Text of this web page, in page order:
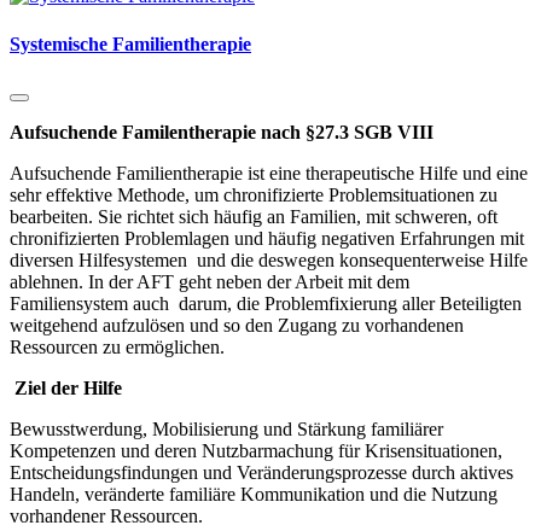
Systemische Familientherapie
Aufsuchende Familentherapie nach §27.3 SGB VIII
Aufsuchende Familientherapie ist eine therapeutische Hilfe und eine
sehr effektive Methode, um chronifizierte Problemsituationen zu
bearbeiten. Sie richtet sich häufig an Familien, mit schweren, oft
chronifizierten Problemlagen und häufig negativen Erfahrungen mit
diversen Hilfesystemen und die deswegen konsequenterweise Hilfe
ablehnen. In der AFT geht neben der Arbeit mit dem
Familiensystem auch darum, die Problemfixierung aller Beteiligten
weitgehend aufzulösen und so den Zugang zu vorhandenen
Ressourcen zu ermöglichen.
Ziel der Hilfe
Bewusstwerdung, Mobilisierung und Stärkung familiärer
Kompetenzen und deren Nutzbarmachung für Krisensituationen,
Entscheidungsfindungen und Veränderungsprozesse durch aktives
Handeln, veränderte familiäre Kommunikation und die Nutzung
vorhandener Ressourcen.